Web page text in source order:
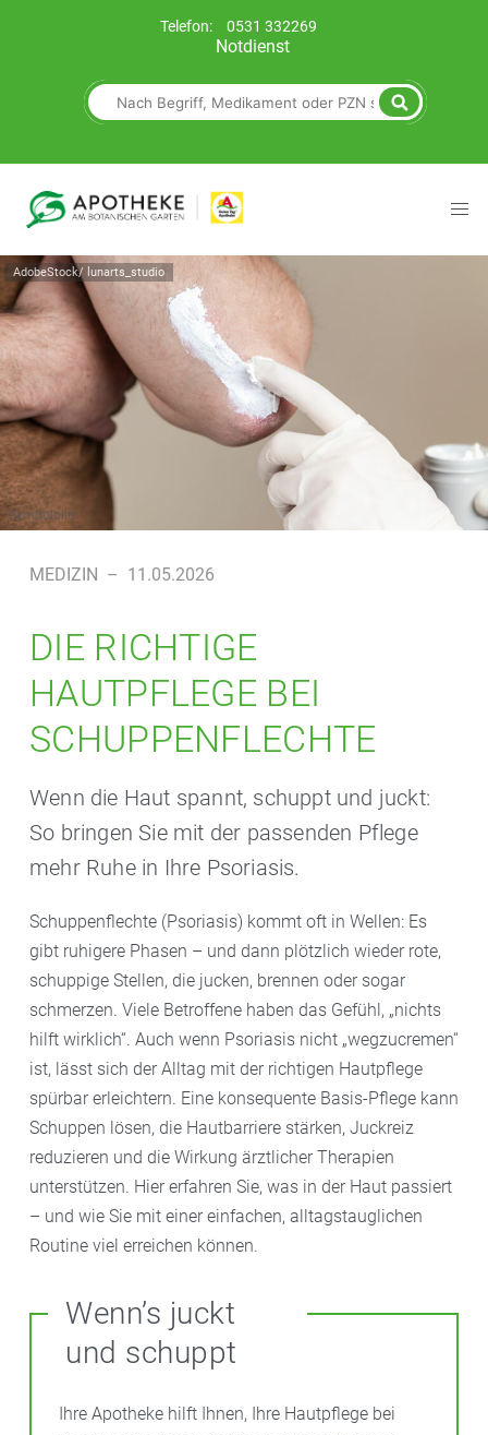
Telefon: 0531 332269
Notdienst
AdobeStock/ lunarts_studio
Symbolbild
MEDIZIN – 11.05.2026
DIE RICHTIGE
HAUTPFLEGE BEI
SCHUPPENFLECHTE
Wenn die Haut spannt, schuppt und juckt:
So bringen Sie mit der passenden Pflege
mehr Ruhe in Ihre Psoriasis.
Schuppenflechte (Psoriasis) kommt oft in Wellen: Es
gibt ruhigere Phasen – und dann plötzlich wieder rote,
schuppige Stellen, die jucken, brennen oder sogar
schmerzen. Viele Betroffene haben das Gefühl, „nichts
hilft wirklich“. Auch wenn Psoriasis nicht „wegzucremen“
ist, lässt sich der Alltag mit der richtigen Hautpflege
spürbar erleichtern. Eine konsequente Basis-Pflege kann
Schuppen lösen, die Hautbarriere stärken, Juckreiz
reduzieren und die Wirkung ärztlicher Therapien
unterstützen. Hier erfahren Sie, was in der Haut passiert
– und wie Sie mit einer einfachen, alltagstauglichen
Routine viel erreichen können.
Wenn’s juckt
und schuppt
Ihre Apotheke hilft Ihnen, Ihre Hautpflege bei